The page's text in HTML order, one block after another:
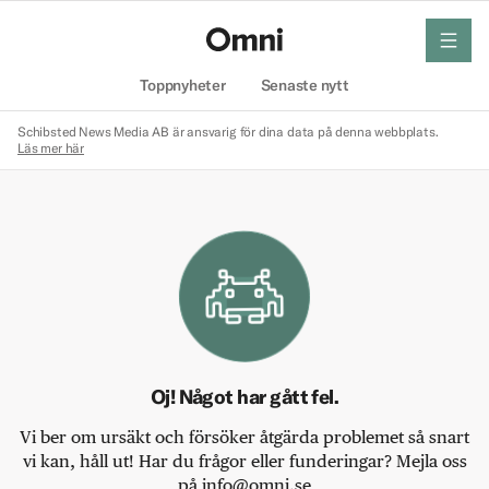
Toppnyheter Senaste nytt
meny
Schibsted News Media AB är ansvarig för dina data på denna webbplats.
Läs mer här
Oj! Något har gått fel.
Vi ber om ursäkt och försöker åtgärda problemet så snart
vi kan, håll ut! Har du frågor eller funderingar? Mejla oss